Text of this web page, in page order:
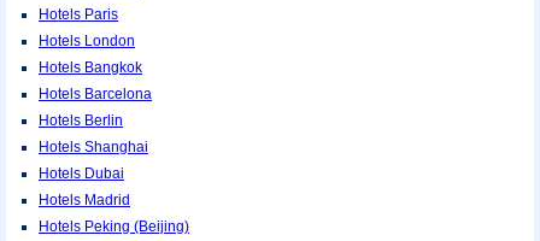
Hotels Paris
Hotels London
Hotels Bangkok
Hotels Barcelona
Hotels Berlin
Hotels Shanghai
Hotels Dubai
Hotels Madrid
Hotels Peking (Beijing)